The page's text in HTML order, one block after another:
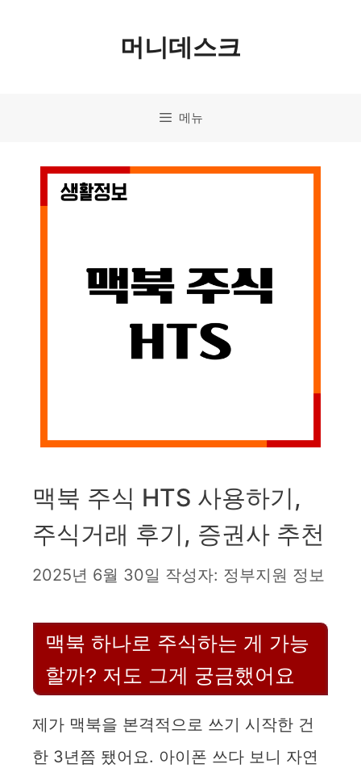
머니데스크
메뉴
맥북 주식 HTS 사용하기,
주식거래 후기, 증권사 추천
2025년 6월 30일 작성자: 정부지원 정보
맥북 하나로 주식하는 게 가능
할까? 저도 그게 궁금했어요
제가 맥북을 본격적으로 쓰기 시작한 건
한 3년쯤 됐어요. 아이폰 쓰다 보니 자연